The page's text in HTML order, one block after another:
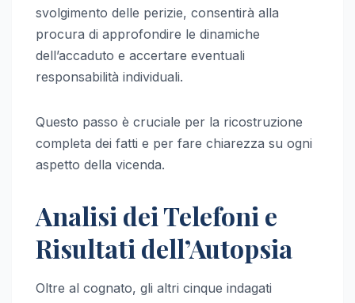
svolgimento delle perizie, consentirà alla
procura di approfondire le dinamiche
dell’accaduto e accertare eventuali
responsabilità individuali.
Questo passo è cruciale per la ricostruzione
completa dei fatti e per fare chiarezza su ogni
aspetto della vicenda.
Analisi dei Telefoni e
Risultati dell’Autopsia
Oltre al cognato, gli altri cinque indagati